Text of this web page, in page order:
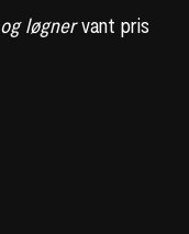
løgnervant pris